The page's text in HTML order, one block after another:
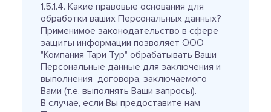
1.5.1.4. Какие правовые основания для
обработки ваших Персональных данных?
Применимое законодательство в сфере
защиты информации позволяет ООО
"Компания Тари Тур" обрабатывать Ваши
Персональные данные для заключения и
выполнения договора, заключаемого
Вами (т.е. выполнять Ваши запросы).
В случае, если Вы предоставите нам